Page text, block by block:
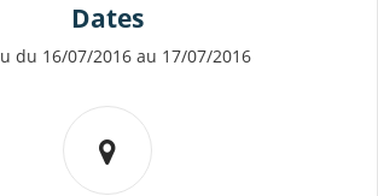
Dates
du 16/07/2016 au 17/07/2016